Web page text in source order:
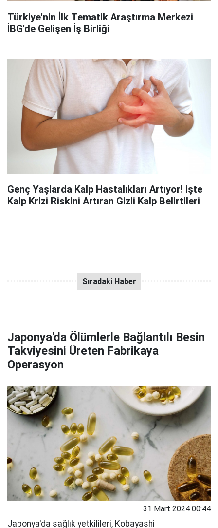
Türkiye'nin İlk Tematik Araştırma Merkezi
İBG'de Gelişen İş Birliği
Genç Yaşlarda Kalp Hastalıkları Artıyor! işte
Kalp Krizi Riskini Artıran Gizli Kalp Belirtileri
Japonya'da Ölümlerle Bağlantılı Besin
Takviyesini Üreten Fabrikaya
Operasyon
31 Mart 2024 00:44
Japonya'da sağlık yetkilileri, Kobayashi